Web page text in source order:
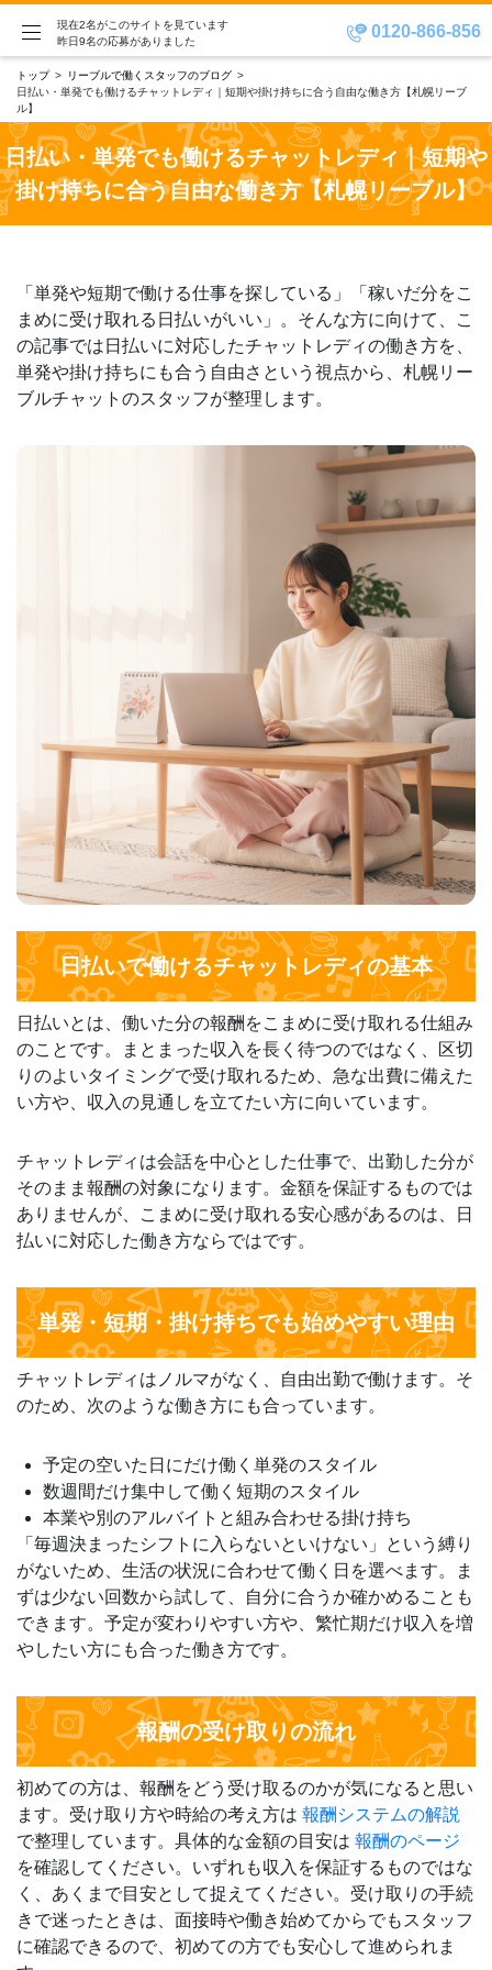
0120-866-856
現在2名がこのサイトを見ています
昨日9名の応募がありました
トップ
リーブルで働くスタッフのブログ
日払い・単発でも働けるチャットレディ｜短期や掛け持ちに合う自由な働き方【札幌リーブ
ル】
日払い・単発でも働けるチャットレディ｜短期や
掛け持ちに合う自由な働き方【札幌リーブル】
「単発や短期で働ける仕事を探している」「稼いだ分をこ
まめに受け取れる日払いがいい」。そんな方に向けて、こ
の記事では日払いに対応したチャットレディの働き方を、
単発や掛け持ちにも合う自由さという視点から、札幌リー
ブルチャットのスタッフが整理します。
日払いで働けるチャットレディの基本
日払いとは、働いた分の報酬をこまめに受け取れる仕組み
のことです。まとまった収入を長く待つのではなく、区切
りのよいタイミングで受け取れるため、急な出費に備えた
い方や、収入の見通しを立てたい方に向いています。
チャットレディは会話を中心とした仕事で、出勤した分が
そのまま報酬の対象になります。金額を保証するものでは
ありませんが、こまめに受け取れる安心感があるのは、日
払いに対応した働き方ならではです。
単発・短期・掛け持ちでも始めやすい理由
チャットレディはノルマがなく、自由出勤で働けます。そ
のため、次のような働き方にも合っています。
予定の空いた日にだけ働く単発のスタイル
数週間だけ集中して働く短期のスタイル
本業や別のアルバイトと組み合わせる掛け持ち
「毎週決まったシフトに入らないといけない」という縛り
がないため、生活の状況に合わせて働く日を選べます。ま
ずは少ない回数から試して、自分に合うか確かめることも
できます。予定が変わりやすい方や、繁忙期だけ収入を増
やしたい方にも合った働き方です。
報酬の受け取りの流れ
初めての方は、報酬をどう受け取るのかが気になると思い
ます。受け取り方や時給の考え方は 報酬システムの解説
で整理しています。具体的な金額の目安は 報酬のページ
を確認してください。いずれも収入を保証するものではな
く、あくまで目安として捉えてください。受け取りの手続
きで迷ったときは、面接時や働き始めてからでもスタッフ
に確認できるので、初めての方でも安心して進められま